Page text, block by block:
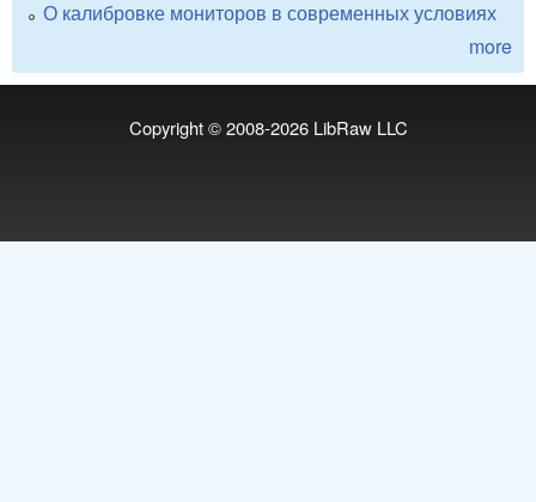
О калибровке мониторов в современных условиях
more
Copyright © 2008-2026 LibRaw LLC